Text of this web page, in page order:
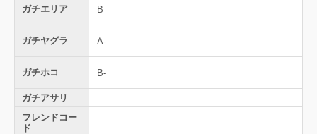
ガチエリア B
ガチヤグラ A-
ガチホコ B-
ガチアサリ
フレンドコー
ド